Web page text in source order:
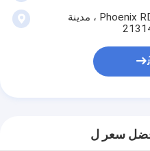
# 19 Phoenix RD ، TsaiLing Industrial Park ، مدينة
سعر ل